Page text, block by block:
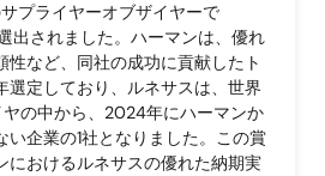
プライヤーオブザイヤーで
出されました。ハーマンは、優れ
性など、同社の成功に貢献したト
選定しており、ルネサスは、世界
の中から、2024年にハーマンか
い企業の1社となりました。この賞
におけるルネサスの優れた納期実